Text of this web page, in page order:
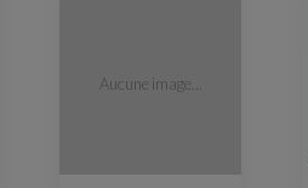
Aucune image...